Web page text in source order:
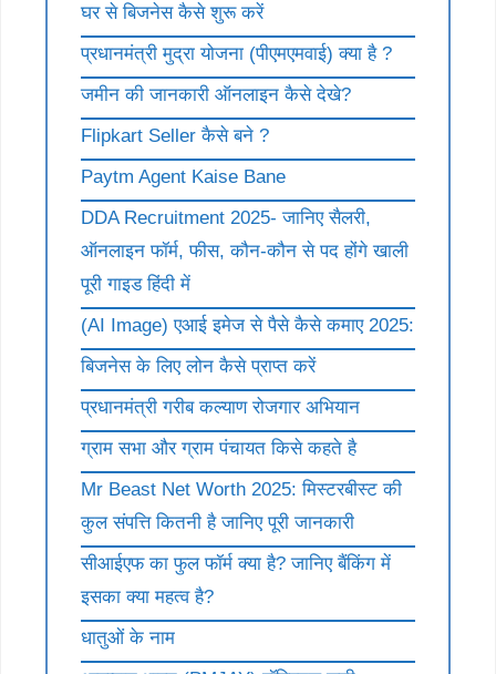
घर से बिजनेस कैसे शुरू करें
प्रधानमंत्री मुद्रा योजना (पीएमएमवाई) क्या है ?
जमीन की जानकारी ऑनलाइन कैसे देखे?
Flipkart Seller कैसे बने ?
Paytm Agent Kaise Bane
DDA Recruitment 2025- जानिए सैलरी,
ऑनलाइन फॉर्म, फीस, कौन-कौन से पद होंगे खाली
पूरी गाइड हिंदी में
(AI Image) एआई इमेज से पैसे कैसे कमाए 2025:
बिजनेस के लिए लोन कैसे प्राप्त करें
प्रधानमंत्री गरीब कल्याण रोजगार अभियान
ग्राम सभा और ग्राम पंचायत किसे कहते है
Mr Beast Net Worth 2025: मिस्टरबीस्ट की
कुल संपत्ति कितनी है जानिए पूरी जानकारी
सीआईएफ का फुल फॉर्म क्या है? जानिए बैंकिंग में
इसका क्या महत्व है?
धातुओं के नाम